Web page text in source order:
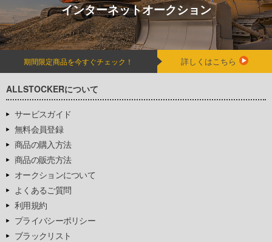
インターネットオークション
期間限定商品を今すぐチェック！ 詳しくはこちら
ALLSTOCKERについて
サービスガイド
無料会員登録
商品の購入方法
商品の販売方法
オークションについて
よくあるご質問
利用規約
プライバシーポリシー
ブラックリスト